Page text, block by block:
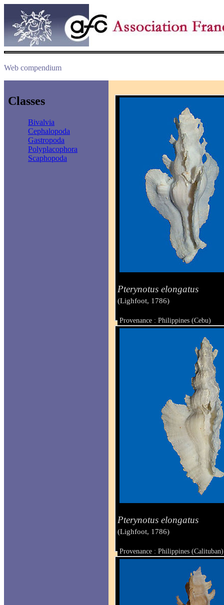
Web compendium
Classes
Bivalvia
Cephalopoda
Gastropoda
Polyplacophora
Scaphopoda
Pterynotus elongatus
(Lighfoot, 1786)
Provenance : Philippines (Cebu)
Taille : 76 mm
Pterynotus elongatus
(Lighfoot, 1786)
Provenance : Philippines (Calituban)
Taille : 89.9 mm